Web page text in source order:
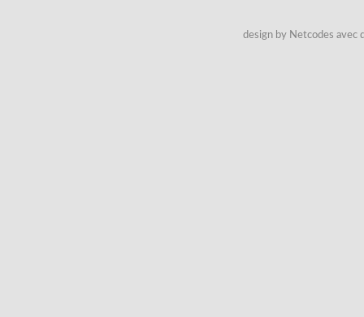
design by Netcodes avec